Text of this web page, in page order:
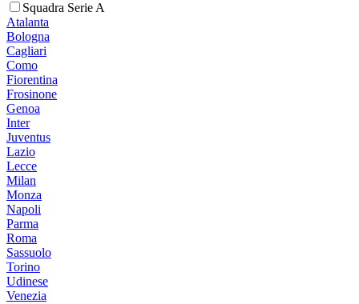
Squadra Serie A
Atalanta
Bologna
Cagliari
Como
Fiorentina
Frosinone
Genoa
Inter
Juventus
Lazio
Lecce
Milan
Monza
Napoli
Parma
Roma
Sassuolo
Torino
Udinese
Venezia